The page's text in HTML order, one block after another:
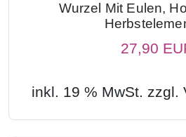
Wurzel Mit Eulen,
27,90
inkl. 19 % MwSt. zzgl.